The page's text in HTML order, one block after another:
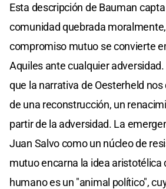
Esta descripción de Bauman
comunidad quebrada
compromiso mutuo se convierte
Aquiles ante cualquier
que la narrativa de Oesterheld
de una reconstrucción, un
partir de la adversidad. La
Juan Salvo como un núcleo de
mutuo encarna la idea aristotélica
humano es un "animal político",